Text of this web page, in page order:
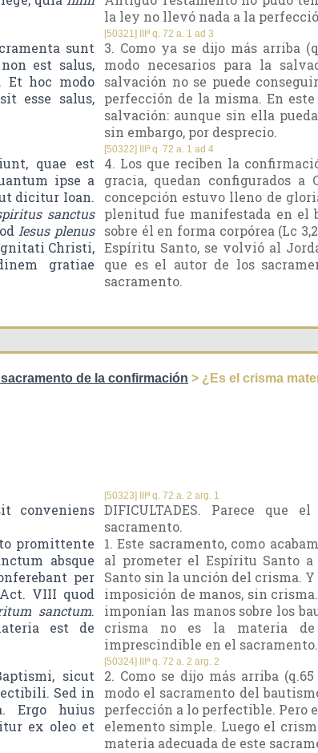
la ley no llevó nada a la
sunt
est salus,
Et hoc modo
esse salus,
[50321] IIIª q. 72 a. 1 ad 3
3. Como ya se dijo más arriba
modo necesarios para la
salvación no se puede
perfección de la misma. En
salvación: aunque sin ella
sin embargo, por desprecio.
quae est
ipse a
dicitur Ioan.
sanctus
Iesus plenus
Christi,
gratiae
[50322] IIIª q. 72 a. 1 ad 4
4. Los que reciben la
gracia, quedan configurados
concepción estuvo lleno de
plenitud fue manifestada en el
sobre él en forma corpórea (Lc
Espíritu Santo, se volvió al
que es el autor de los
sacramento.
sacramento de la confirmación > ¿Es el crisma
conveniens
promittente
absque
per
VIII quod
sanctum.
est de
[50323] IIIª q. 72 a. 2 arg. 1
DIFICULTADES. Parece que
sacramento.
1. Este sacramento, como
al prometer el Espíritu Santo
Santo sin la unción del crisma.
imposición de manos, sin
imponían las manos sobre los
crisma no es la materia de
imprescindible en el sacramento.
sicut
Sed in
Ergo huius
ex oleo et
[50324] IIIª q. 72 a. 2 arg. 2
2. Como se dijo más arriba
modo el sacramento del
perfección a lo perfectible. Pero
elemento simple. Luego el
materia adecuada de este